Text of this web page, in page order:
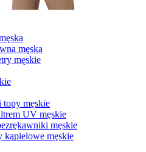
męska
męskie
męskie
UV męskie
męskie
męskie